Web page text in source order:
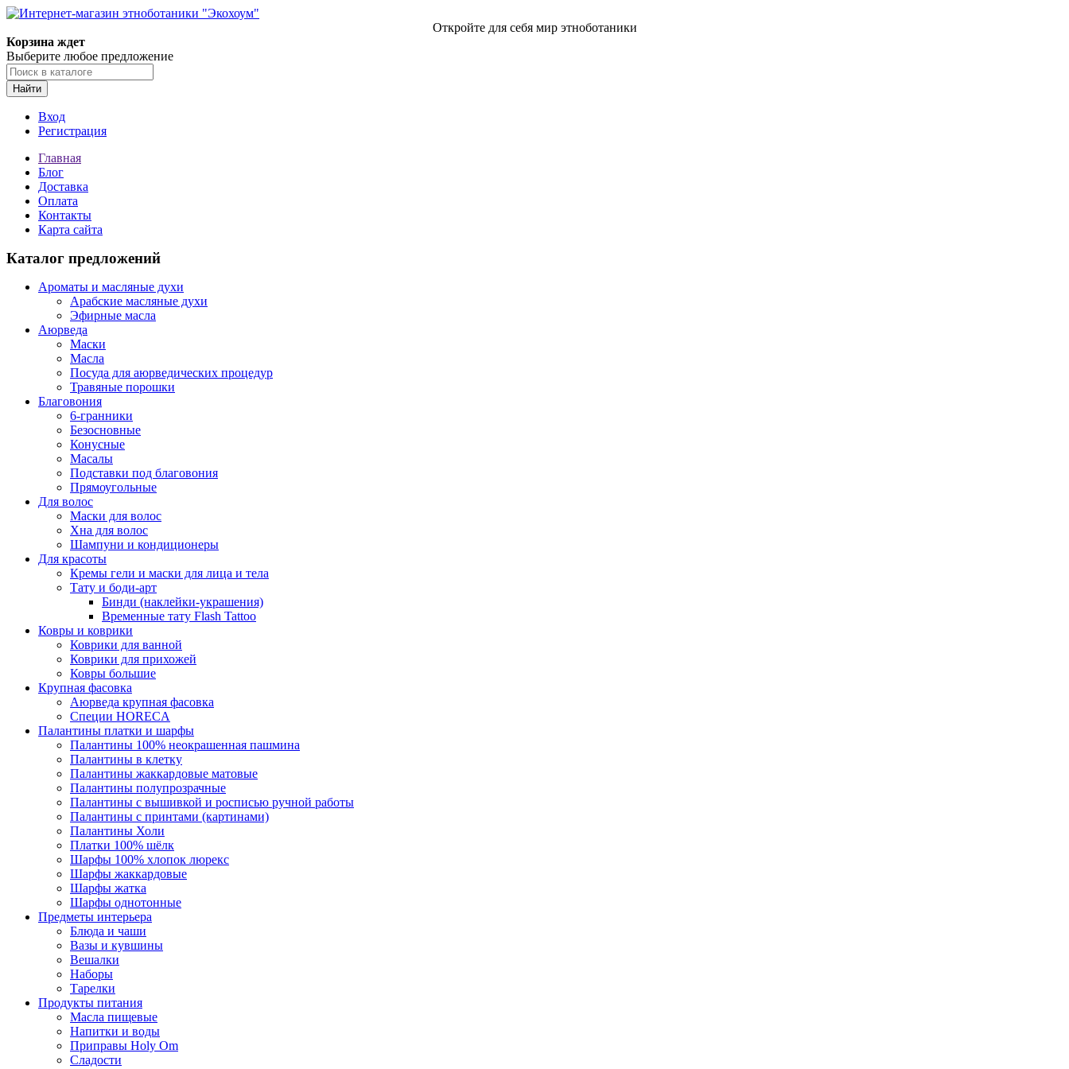
Откройте для себя мир этноботаники
Корзина ждет
Выберите любое предложение
Найти
Вход
Регистрация
Главная
Блог
Доставка
Оплата
Контакты
Карта сайта
Каталог предложений
Ароматы и масляные духи
Арабские масляные духи
Эфирные масла
Аюрведа
Маски
Масла
Посуда для аюрведических процедур
Травяные порошки
Благовония
6-гранники
Безосновные
Конусные
Масалы
Подставки под благовония
Прямоугольные
Для волос
Маски для волос
Хна для волос
Шампуни и кондиционеры
Для красоты
Кремы гели и маски для лица и тела
Тату и боди-арт
Бинди (наклейки-украшения)
Временные тату Flash Tattoo
Ковры и коврики
Коврики для ванной
Коврики для прихожей
Ковры большие
Крупная фасовка
Аюрведа крупная фасовка
Специи HORECA
Палантины платки и шарфы
Палантины 100% неокрашенная пашмина
Палантины в клетку
Палантины жаккардовые матовые
Палантины полупрозрачные
Палантины с вышивкой и росписью ручной работы
Палантины с принтами (картинами)
Палантины Холи
Платки 100% шёлк
Шарфы 100% хлопок люрекс
Шарфы жаккардовые
Шарфы жатка
Шарфы однотонные
Предметы интерьера
Блюда и чаши
Вазы и кувшины
Вешалки
Наборы
Тарелки
Продукты питания
Масла пищевые
Напитки и воды
Приправы Holy Om
Сладости